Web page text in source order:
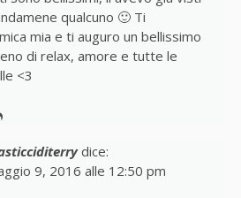
qualcuno 🙂 Ti
mia e ti auguro un bellissimo
di relax, amore e tutte le
<3
dice:
9, 2016 alle 12:50 pm